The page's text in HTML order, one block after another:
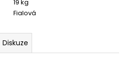
19 kg
Fialová
Diskuze